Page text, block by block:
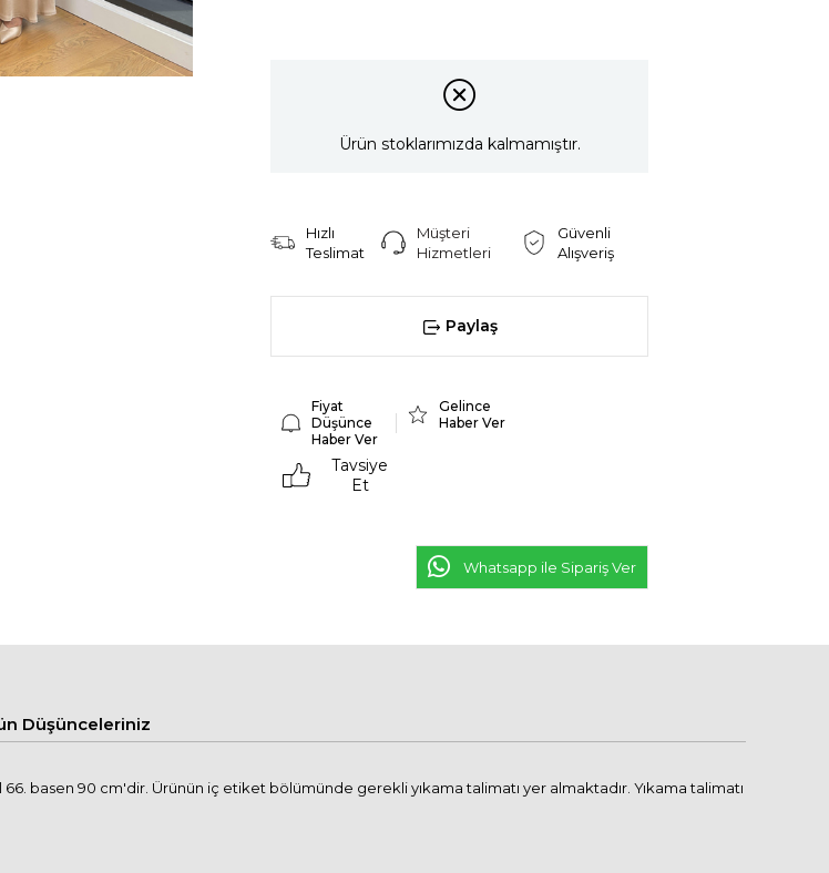
Ürün stoklarımızda kalmamıştır.
Hızlı
Teslimat
Müşteri
Hizmetleri
Güvenli
Alışveriş
Paylaş
Fiyat
Düşünce
Haber Ver
Gelince
Haber Ver
Tavsiye
Et
Whatsapp ile Sipariş Ver
Düşünceleriniz
basen 90 cm'dir. Ürünün iç etiket bölümünde gerekli yıkama talimatı yer almaktadır. Yıkama talimatı